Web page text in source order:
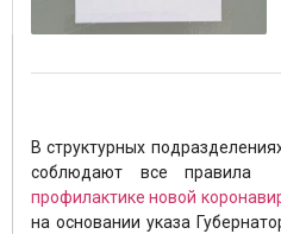
В структурных
соблюдают все
профилактике новой
на основании указа